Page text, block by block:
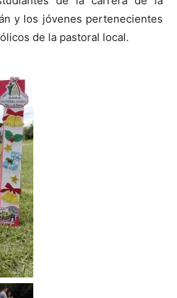
y los jóvenes pertenecientes
de la pastoral local.